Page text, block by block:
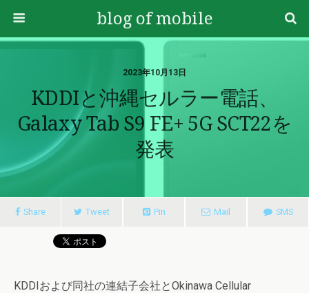
blog of mobile
2023年10月13日
KDDIと沖縄セルラー電話、
Galaxy Tab S9 FE+ 5G SCT22を
発表
Share Tweet Pin Mail SMS
KDDIおよび同社の連結子会社とOkinawa Cellular